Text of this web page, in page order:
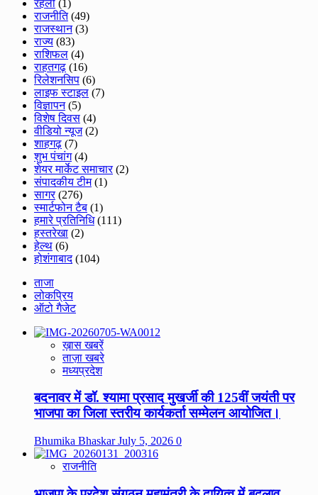
रहली (1)
राजनीति(49)
राजस्थान(3)
राज्य (83)
राशिफल (4)
राहतगढ़ (16)
रिलेशनसिप (6)
लाइफ स्टाइल (7)
विज्ञापन(5)
विशेष दिवस (4)
वीडियो न्यूज(2)
शाहगढ़ (7)
शुभ पंचांग(4)
शेयर मार्केट समाचार(2)
संपादकीय टीम(1)
सागर(276)
स्मार्टफोन टैब (1)
हमारे प्रतिनिधि(111)
हस्तरेखा (2)
हेल्थ (6)
होशंगाबाद(104)
ताजा
लोकप्रिय
ऑटो गैजेट
ख़ास खबरें
ताज़ा खबरे
मध्यप्रदेश
बदनावर में डॉ. श्यामा प्रसाद मुखर्जी की 125वीं जयंती पर
भाजपा का जिला स्तरीय कार्यकर्ता सम्मेलन आयोजित।
Bhumika BhaskarJuly 5, 2026 0
राजनीति